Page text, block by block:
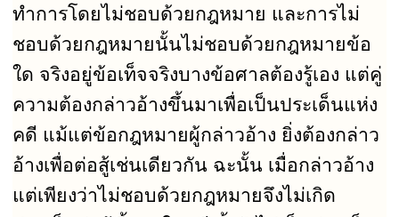
ทำการโดยไม่ชอบด้วยกฎหมาย และการไม่
ชอบด้วยกฎหมายนั้นไม่ชอบด้วยกฎหมายข้อ
ใด จริงอยู่ข้อเท็จจริงบางข้อศาลต้องรู้เอง แต่คู่
ความต้องกล่าวอ้างขึ้นมาเพื่อเป็นประเด็นแห่ง
คดี แม้แต่ข้อกฎหมายผู้กล่าวอ้าง ยิ่งต้องกล่าว
อ้างเพื่อต่อสู้เช่นเดียวกัน ฉะนั้น เมื่อกล่าวอ้าง
แต่เพียงว่าไม่ชอบด้วยกฎหมายจึงไม่เกิด